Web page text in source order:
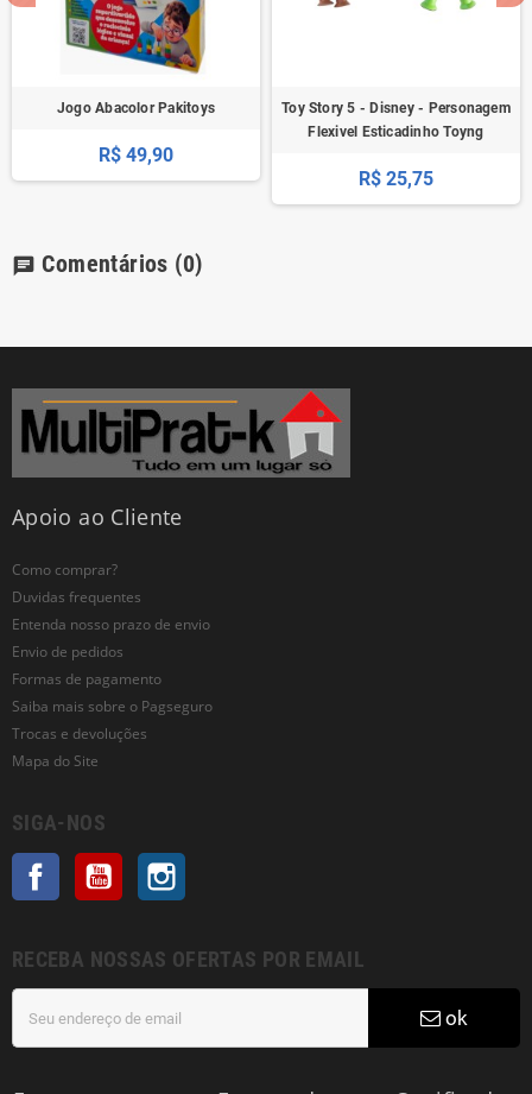
Jogo Abacolor Pakitoys
R$ 49,90
Toy Story 5 - Disney - Personagem
Flexivel Esticadinho Toyng
R$ 25,75
chat Comentários (0)
Apoio ao Cliente
Como comprar?
Duvidas frequentes
Entenda nosso prazo de envio
Envio de pedidos
Formas de pagamento
Saiba mais sobre o Pagseguro
Trocas e devoluções
Mapa do Site
SIGA-NOS
Facebook YouTube
RECEBA NOSSAS OFERTAS POR EMAIL
ok